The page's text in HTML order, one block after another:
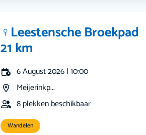
‍♀️Leestensche Broekpad
21 km
6 August 2026 | 10:00
Meijerinkp...
8 plekken beschikbaar
Wandelen